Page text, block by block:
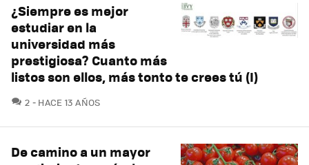
¿Siempre es mejor
estudiar en la
universidad más
prestigiosa? Cuanto más
listos son ellos, más tonto te crees tú (I)
2 COMENTARIOS
HACE 13 AÑOS
De camino a un mayor